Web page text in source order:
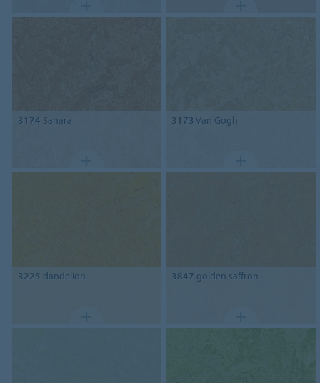
3174 Sahara 3173 Van Gogh
3225 dandelion 3847 golden saffron